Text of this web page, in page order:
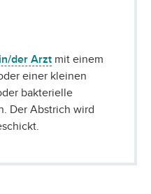
der Arzt mit einem
einer kleinen
bakterielle
Der Abstrich wird